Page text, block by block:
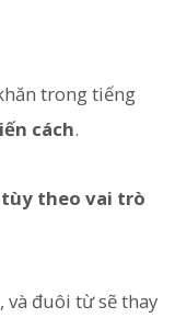
trong tiếng
cách.
theo vai trò
và đuôi từ sẽ thay